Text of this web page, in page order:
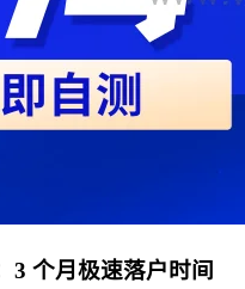
3 个月极速落户时间